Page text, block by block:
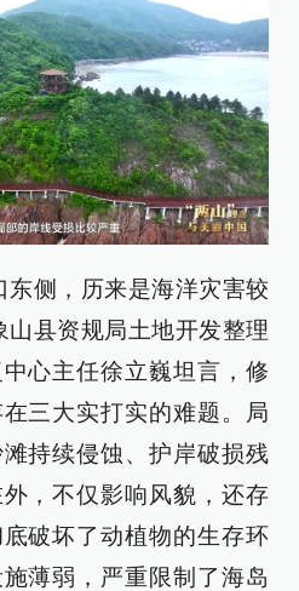
东侧，历来是海洋灾害较
山县资规局土地开发整理
心主任徐立巍坦言，修
三大实打实的难题。局
持续侵蚀、护岸破损残
，不仅影响风貌，还存
破坏了动植物的生存环
薄弱，严重限制了海岛